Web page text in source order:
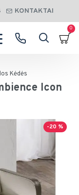
KONTAKTAI
0
Kėdės
Icon
-20 %